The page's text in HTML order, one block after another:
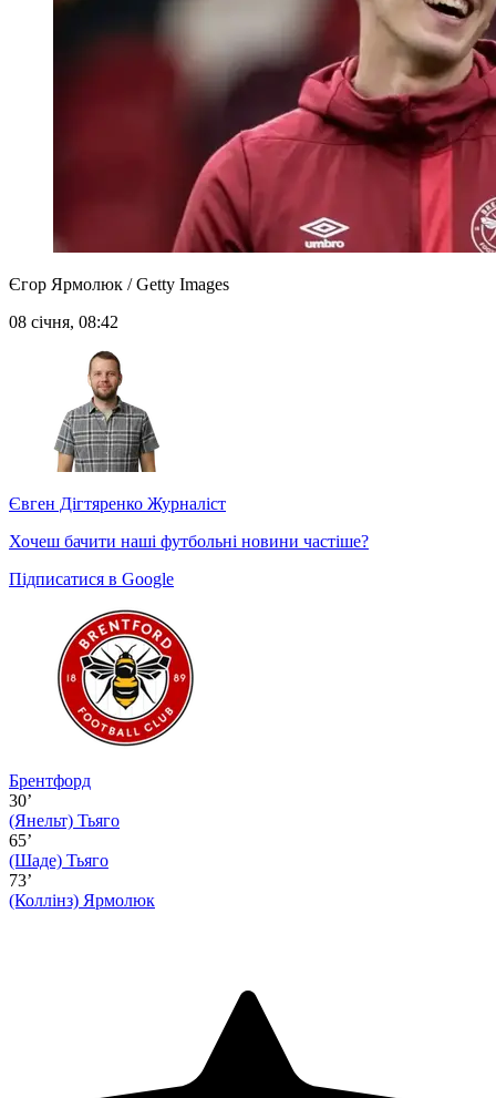
Єгор Ярмолюк / Getty Images
08 січня, 08:42
Євген Дігтяренко Журналіст
Хочеш бачити наші футбольні новини частіше?
Підписатися в Google
Брентфорд
30’
(Янельт) Тьяго
65’
(Шаде) Тьяго
73’
(Коллінз) Ярмолюк